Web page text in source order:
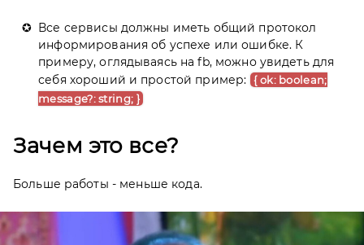
Все сервисы должны иметь общий протокол
информирования об успехе или ошибке. К
примеру, оглядываясь на fb, можно увидеть для
себя хороший и простой пример: { ok: boolean;
message?: string; }
Зачем это все?
Больше работы - меньше кода.